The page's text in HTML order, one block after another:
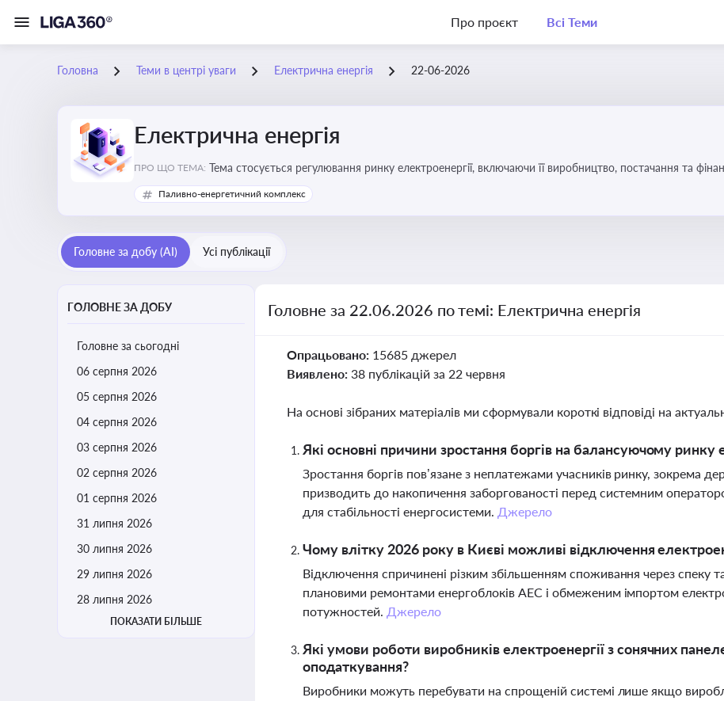
Про проєкт Всі Теми
Головна Теми в центрі уваги Електрична енергія 22-06-2026
Електрична енергія
ПРО ЩО ТЕМА: Тема стосується регулювання ринку електроенергії, включаючи її виробництво, постачання та
Паливно-енергетичний комплекс
Головне за добу (AI) Усі публікації
ГОЛОВНЕ ЗА ДОБУ
Головне за сьогодні
06 серпня 2026
05 серпня 2026
04 серпня 2026
03 серпня 2026
02 серпня 2026
01 серпня 2026
31 липня 2026
30 липня 2026
29 липня 2026
28 липня 2026
ПОКАЗАТИ БІЛЬШЕ
Головне за 22.06.2026 по темі: Електрична енергія
Опрацьовано: 15685 джерел
Виявлено: 38 публікацій за 22 червня
На основі зібраних матеріалів ми сформували короткі відповіді на
Які основні причини зростання боргів на балансуючому ринку
Зростання боргів пов’язане з неплатежами учасників ринку, зокрема
призводить до накопичення заборгованості перед системним
для стабільності енергосистеми. Джерело
Чому влітку 2026 року в Києві можливі відключення
Відключення спричинені різким збільшенням споживання через спеку
плановими ремонтами енергоблоків АЕС і обмеженим імпортом
потужностей. Джерело
Які умови роботи виробників електроенергії з сонячних
оподаткування?
Виробники можуть перебувати на спрощеній системі лише якщо